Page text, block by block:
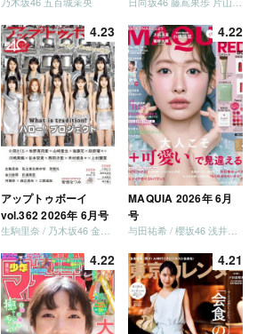
4.23
アップトゥボーイ
vol.362 2026年 6月号
生駒里奈 / 乃木坂46 金川紗耶 森平麗心
4.22
MAQUIA 2026年 6月
号
与田祐希 / 櫻坂46 浅井恋乃未
4.22 4.21